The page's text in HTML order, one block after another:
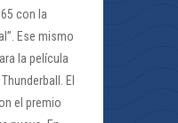
con la
Ese mismo
la película
El
el premio